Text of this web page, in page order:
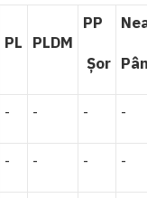
PL PLDM
PP
Șor
- - - -
- - - -